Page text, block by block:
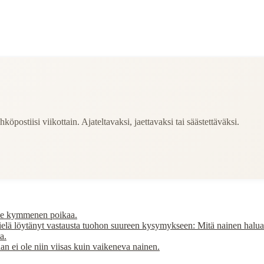
viikottain. Ajateltavaksi, jaettavaksi tai säästettäväksi.
kymmenen poikaa.
löytänyt vastausta tuohon suureen kysymykseen: Mitä nainen
ei ole niin viisas kuin vaikeneva nainen.